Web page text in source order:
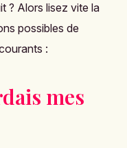
? Alors lisez vite la
possibles de
:
mes